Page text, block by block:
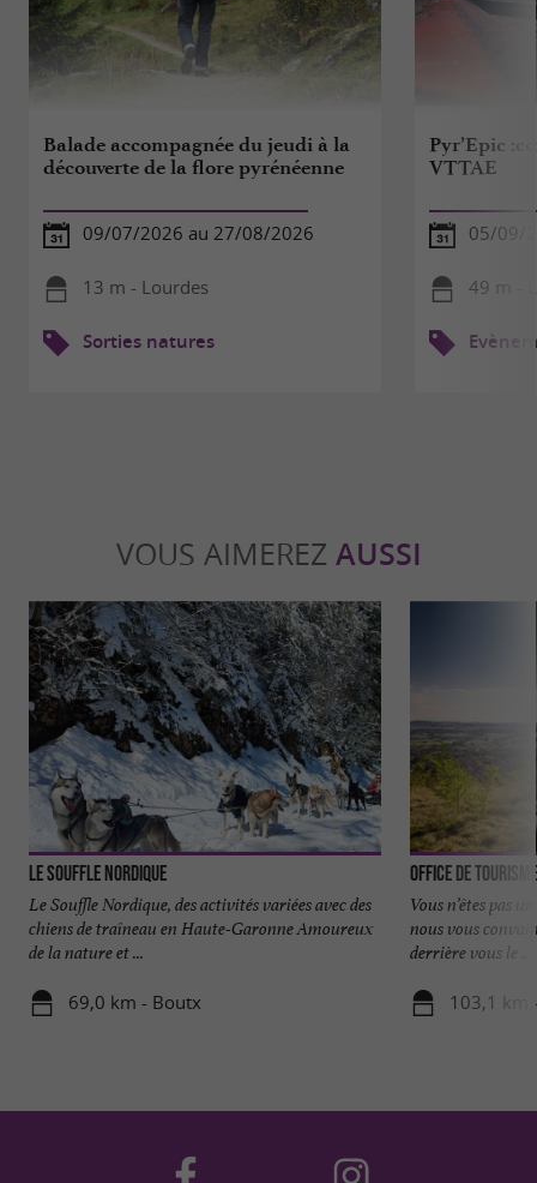
Balade accompagnée du jeudi à la
découverte de la flore pyrénéenne
09/07/2026 au 27/08/2026
13 m - Lourdes
Sorties natures
Pyr’Epic
VTTAE
05/09/
49 m -
VOUS AIMEREZ AUSSI
Le Souffle Nordique
Le Souffle Nordique, des activités variées avec des
chiens de traîneau en Haute-Garonne Amoureux
de la nature et ...
69,0 km - Boutx
Office de
Vous n’êtes pas
nous vous
derrière vous le ...
103,1 km